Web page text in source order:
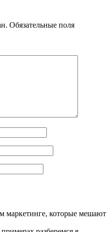
Обязательные поля
маркетинге, которые мешают